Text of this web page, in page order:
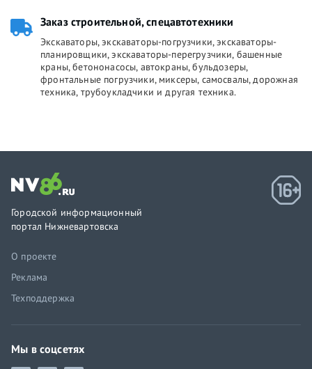
Заказ строительной, спецавтотехники
Экскаваторы, экскаваторы-погрузчики, экскаваторы-
планировщики, экскаваторы-перегрузчики, башенные
краны, бетононасосы, автокраны, бульдозеры,
фронтальные погрузчики, миксеры, самосвалы, дорожная
техника, трубоукладчики и другая техника.
Городской информационный
портал Нижневартовска
О проекте
Реклама
Техподдержка
Мы в соцсетях